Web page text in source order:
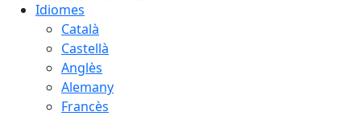
Idiomes
Català
Castellà
Anglès
Alemany
Francès